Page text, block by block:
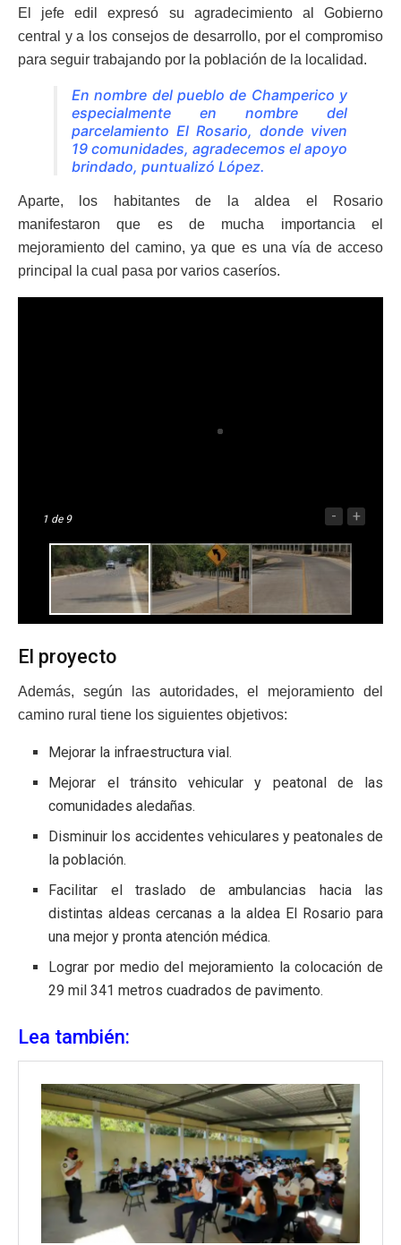
El jefe edil expresó su agradecimiento al Gobierno
central y a los consejos de desarrollo, por el compromiso
para seguir trabajando por la población de la localidad.
En nombre del pueblo de Champerico y
especialmente en nombre del
parcelamiento El Rosario, donde viven
19 comunidades, agradecemos el apoyo
brindado, puntualizó López.
Aparte, los habitantes de la aldea el Rosario
manifestaron que es de mucha importancia el
mejoramiento del camino, ya que es una vía de acceso
principal la cual pasa por varios caseríos.
1 de 9 - +
El proyecto
Además, según las autoridades, el mejoramiento del
camino rural tiene los siguientes objetivos:
Mejorar la infraestructura vial.
Mejorar el tránsito vehicular y peatonal de las
comunidades aledañas.
Disminuir los accidentes vehiculares y peatonales de
la población.
Facilitar el traslado de ambulancias hacia las
distintas aldeas cercanas a la aldea El Rosario para
una mejor y pronta atención médica.
Lograr por medio del mejoramiento la colocación de
29 mil 341 metros cuadrados de pavimento.
Lea también: